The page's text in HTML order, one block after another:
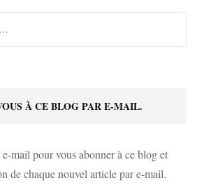
À CE BLOG PAR E-MAIL.
e-mail pour vous abonner à ce blog et
de chaque nouvel article par e-mail.